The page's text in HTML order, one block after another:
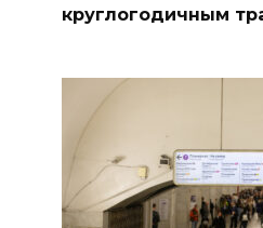
круглогодичным